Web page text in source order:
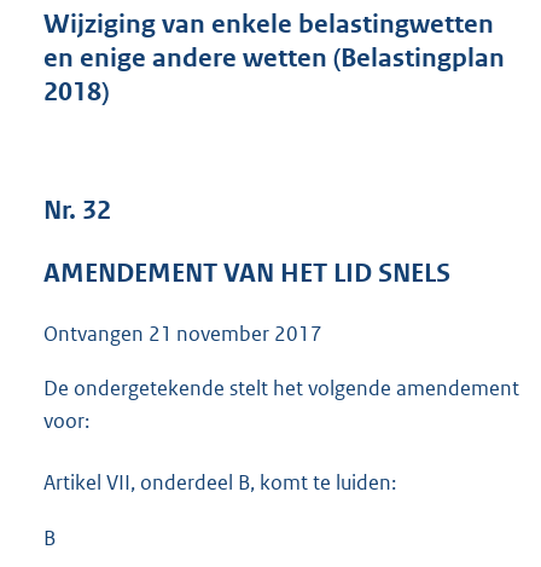
d
s
g
4
Wijziging van enkele belastingwetten
en enige andere wetten (Belastingplan
2018)
Nr. 32
AMENDEMENT VAN HET LID SNELS
Ontvangen 21 november 2017
De ondergetekende stelt het volgende amendement
voor:
Artikel VII, onderdeel B, komt te luiden:
B